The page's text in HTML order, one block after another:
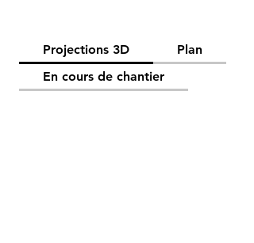
Projections 3D
Plan
En cours de chantier